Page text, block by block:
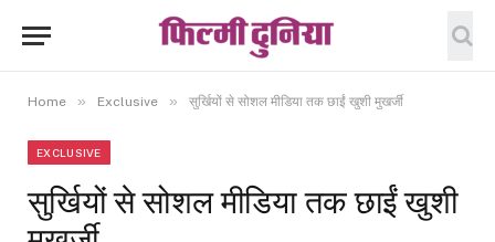
Home » Exclusive » सुर्खियों से सोशल मीडिया तक छाईं खुशी मुखर्जी
EXCLUSIVE
सुर्खियों से सोशल मीडिया तक छाईं खुशी